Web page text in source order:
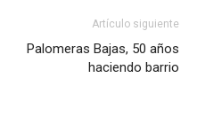
Artículo siguiente
Palomeras Bajas, 50 años
haciendo barrio